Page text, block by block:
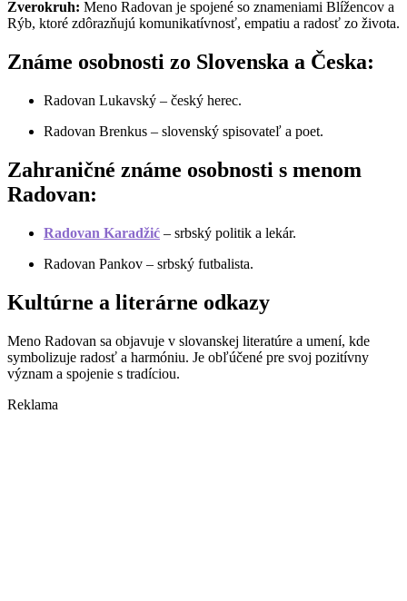
Zverokruh: Meno Radovan je spojené so znameniami Blížencov a
Rýb, ktoré zdôrazňujú komunikatívnosť, empatiu a radosť zo života.
Známe osobnosti zo Slovenska a Česka:
Radovan Lukavský – český herec.
Radovan Brenkus – slovenský spisovateľ a poet.
Zahraničné známe osobnosti s menom
Radovan:
Radovan Karadžić – srbský politik a lekár.
Radovan Pankov – srbský futbalista.
Kultúrne a literárne odkazy
Meno Radovan sa objavuje v slovanskej literatúre a umení, kde
symbolizuje radosť a harmóniu. Je obľúčené pre svoj pozitívny
význam a spojenie s tradíciou.
Reklama